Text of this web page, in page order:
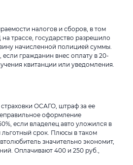
налогов и сборов, в том
трассе, государство разрешило
начисленной полицией суммы.
если гражданин внес оплату в 20-
квитанции или уведомления.
ОСАГО, штраф за ее
оформление
если владелец авто уложился в
срок. Плюсы в таком
значительно экономит,
Оплачивают 400 и 250 руб.,